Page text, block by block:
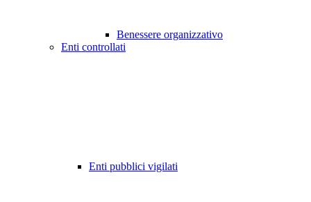
Benessere organizzativo
Enti controllati
Enti pubblici vigilati